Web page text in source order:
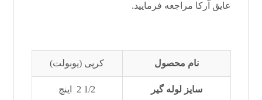
عایق آرکا مراجعه فرمایید.
نام محصول کرپی (یوبولت)
سایز لوله گیر 1/2 2 اینچ